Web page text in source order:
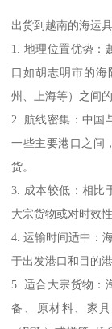
出货到越南的海运
1. 地理位置优势：
口如胡志明市的
州、上海等）之间
2. 航线密集：中国
一些主要港口之间
货。
3. 成本较低：相比
大宗货物或对时效
4. 运输时间适中：
于出发港口和目的
5. 适合大宗货物：
备、原材料、家